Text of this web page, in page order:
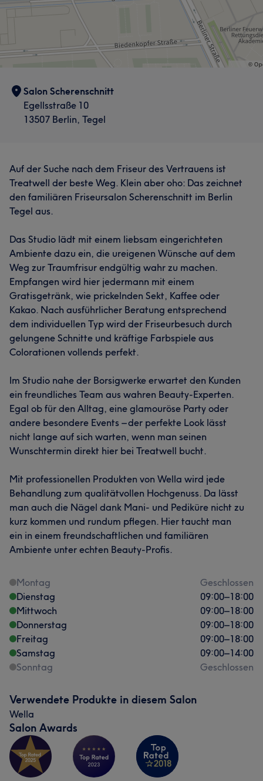
Was unsere Kunden über Michaela sagen
Kompetent Sympathisch 24
Aufmerksam
Was unsere Kunden über Elsa sagen
Gründlich 18
Services
Salon Scherenschnitt
Egellsstraße 10
13507 Berlin, Tegel
Auf der Suche nach dem Friseur des Vertrauens ist
Treatwell der beste Weg. Klein aber oho: Das zeichnet
den familiären Friseursalon Scherenschnitt im Berlin
Tegel aus.
Das Studio lädt mit einem liebsam eingerichteten
Ambiente dazu ein, die ureigenen Wünsche auf dem
Weg zur Traumfrisur endgültig wahr zu machen.
Empfangen wird hier jedermann mit einem
Gratisgetränk, wie prickelnden Sekt, Kaffee oder
Kakao. Nach ausführlicher Beratung entsprechend
dem individuellen Typ wird der Friseurbesuch durch
gelungene Schnitte und kräftige Farbspiele aus
Colorationen vollends perfekt.
Im Studio nahe der Borsigwerke erwartet den Kunden
ein freundliches Team aus wahren Beauty-Experten.
Egal ob für den Alltag, eine glamouröse Party oder
andere besondere Events – der perfekte Look lässt
nicht lange auf sich warten, wenn man seinen
Wunschtermin direkt hier bei Treatwell bucht.
Mit professionellen Produkten von Wella wird jede
Behandlung zum qualitätvollen Hochgenuss. Da lässt
man auch die Nägel dank Mani- und Pediküre nicht zu
kurz kommen und rundum pflegen. Hier taucht man
ein in einem freundschaftlichen und familiären
Ambiente unter echten Beauty-Profis.
Montag
Geschlossen
Dienstag
09:00–18:00
Mittwoch
09:00–18:00
Donnerstag
09:00–18:00
Freitag
09:00–18:00
Samstag
09:00–14:00
Sonntag
Geschlossen
Verwendete Produkte in diesem Salon
Wella
Salon Awards